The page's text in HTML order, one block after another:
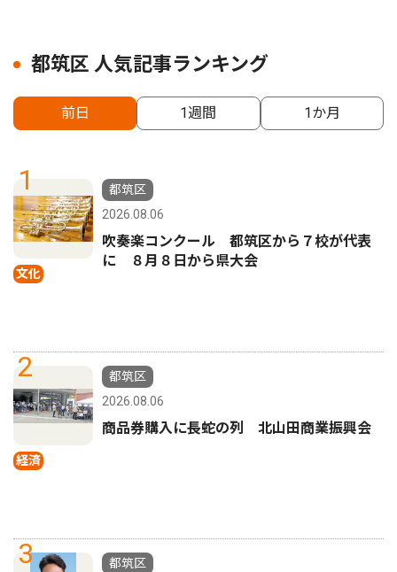
都筑区 人気記事ランキング
前日 1週間 1か月
1
文化
都筑区
2026.08.06
吹奏楽コンクール 都筑区から７校が代表
に ８月８日から県大会
2
経済
都筑区
2026.08.06
商品券購入に長蛇の列 北山田商業振興会
3
都筑区